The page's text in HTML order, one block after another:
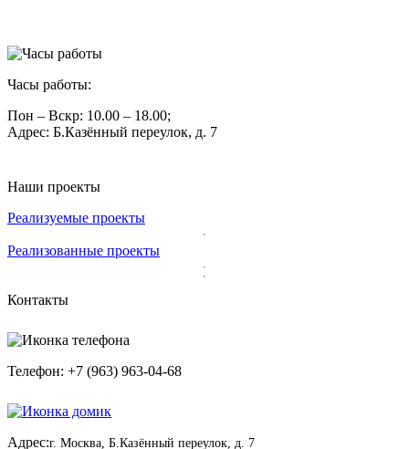
Часы работы:
Пон – Вскр: 10.00 – 18.00;
Адрес: Б.Казённый переулок, д. 7
Наши проекты
Реализуемые проекты
Реализованные проекты
Контакты
Телефон: +7 (963) 963-04-68
Адрес:г. Москва, Б.Казённый переулок, д. 7